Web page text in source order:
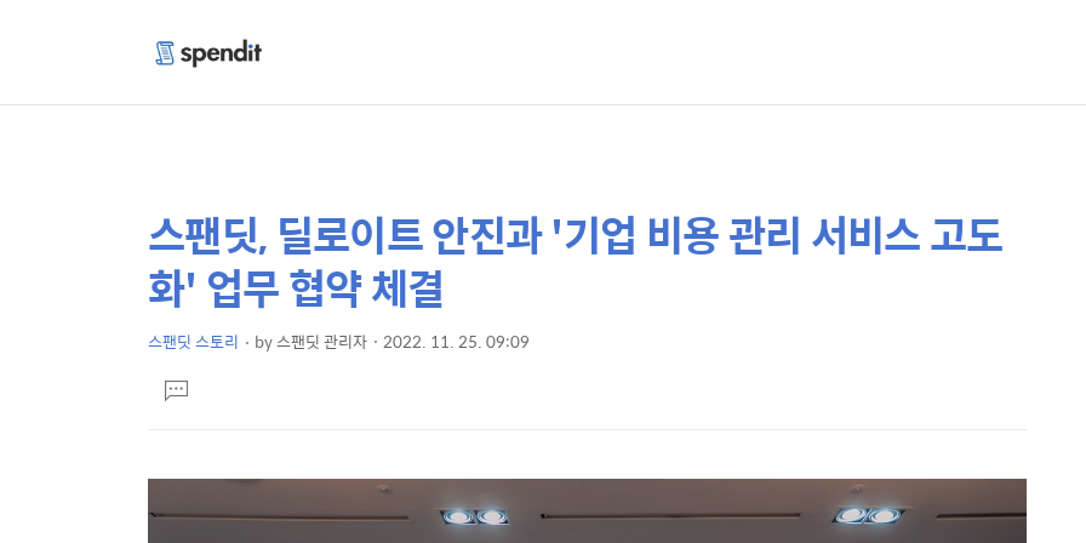
상
세
컨
텐
본
문
제
스팬딧, 딜로이트 안진과 '기업 비용 관리 서비스 고도
화' 업무 협약 체결
스팬딧 스토리 by스팬딧 관리자 2022. 11. 25. 09:09
문댓
글